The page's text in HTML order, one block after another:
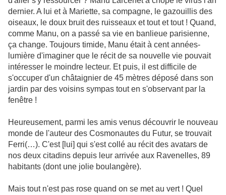
dernier. A lui et à Mariette, sa compagne, le gazouillis des
oiseaux, le doux bruit des ruisseaux et tout et tout ! Quand,
comme Manu, on a passé sa vie en banlieue parisienne,
ça change. Toujours timide, Manu était à cent années-
lumière d'imaginer que le récit de sa nouvelle vie pouvait
intéresser le moindre lecteur. Et puis, il est difficile de
s'occuper d'un châtaignier de 45 mètres déposé dans son
jardin par des voisins sympas tout en s'observant par la
fenêtre !
Heureusement, parmi les amis venus découvrir le nouveau
monde de l'auteur des Cosmonautes du Futur, se trouvait
Ferri(…). C'est [lui] qui s'est collé au récit des avatars de
nos deux citadins depuis leur arrivée aux Ravenelles, 89
habitants (dont une jolie boulangère).
Mais tout n'est pas rose quand on se met au vert ! Quel